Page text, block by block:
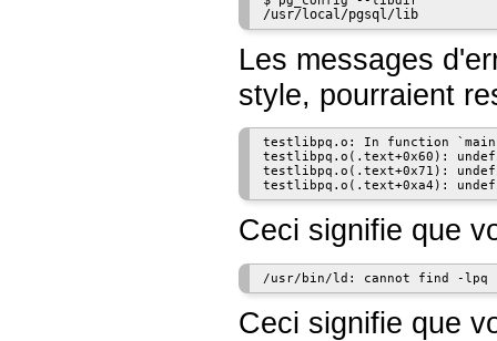
/usr/local/pgsql/lib
Les messages
style, pourraient
testlibpq.o: In function
testlibpq.o(.text+0x60):
testlibpq.o(.text+0x71):
Ceci signifie que
Ceci signifie que